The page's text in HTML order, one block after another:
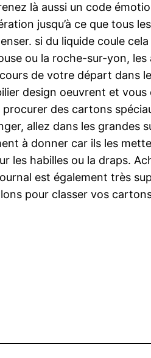
là aussi un code
jusqu’à ce que tous
si du liquide coule
ou la roche-sur-yon,
de votre départ dans
design oeuvrent et
des cartons
allez dans les grandes
à donner car ils les
habilles ou la draps.
est également très
pour classer vos